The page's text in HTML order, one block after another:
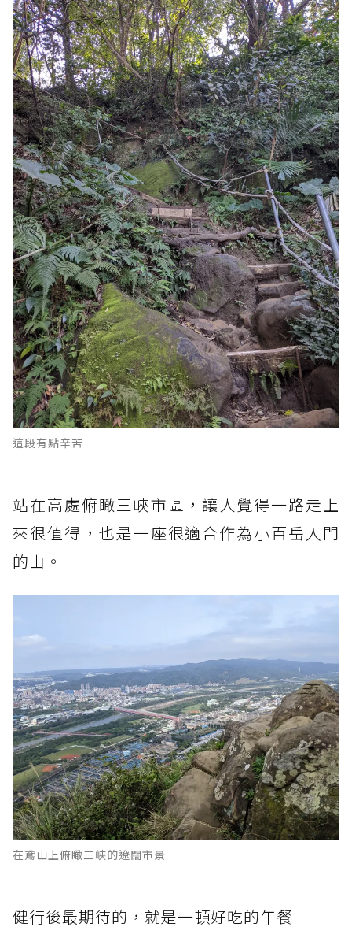
這段有點辛苦
站在高處俯瞰三峽市區，讓人覺得一路走上
來很值得，也是一座很適合作為小百岳入門
的山。
在鳶山上俯瞰三峽的遼闊市景
健行後最期待的，就是一頓好吃的午餐